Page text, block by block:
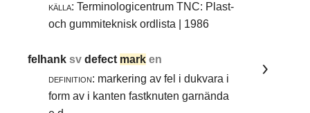
källa: Terminologicentrum TNC: Plast-
och gummiteknisk ordlista | 1986
felhanksvdefect mark en
definition: markering av fel i dukvara i
form av i kanten fastknuten garnända